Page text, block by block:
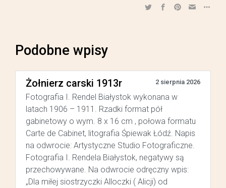
Podobne wpisy
Żołnierz carski 1913r 2 sierpnia 2026
Fotografia I. Rendel Białystok wykonana w
latach 1906 – 1911. Rzadki format pół
gabinetowy o wym. 8 x 16 cm , połowa formatu
Carte de Cabinet, litografia Śpiewak Łódź. Napis
na odwrocie: Artystyczne Studio Fotograficzne.
Fotografia I. Rendela Białystok, negatywy są
przechowywane. Na odwrocie odręczny wpis:
„Dla miłej siostrzyczki Alloczki ( Alicji) od